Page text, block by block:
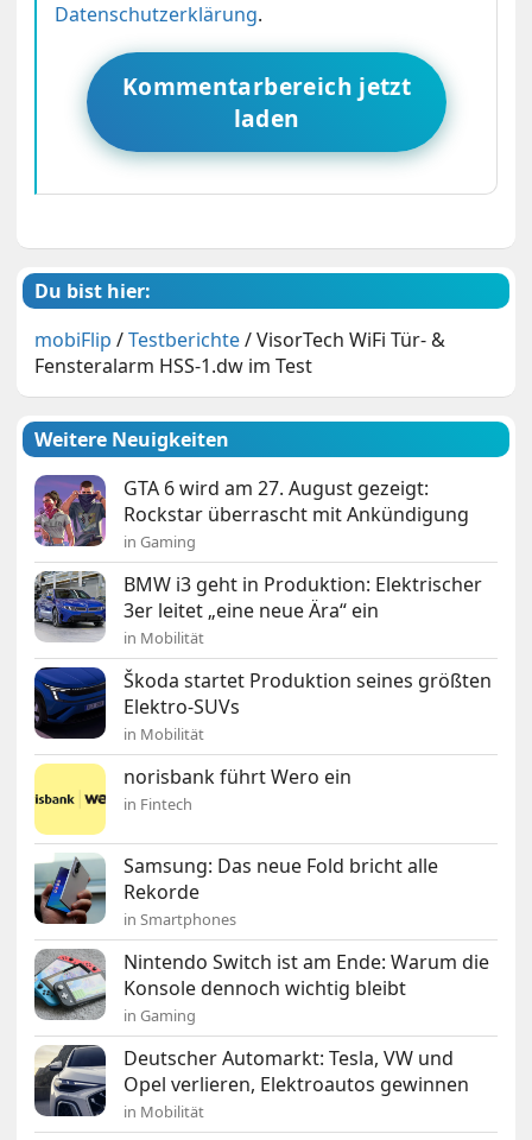
Datenschutzerklärung.
Kommentarbereich jetzt
laden
Du bist hier:
mobiFlip /Testberichte/VisorTech WiFi Tür- &
Fensteralarm HSS-1.dw im Test
Weitere Neuigkeiten
GTA 6 wird am 27. August gezeigt:
Rockstar überrascht mit Ankündigung
in Gaming
BMW i3 geht in Produktion: Elektrischer
3er leitet „eine neue Ära“ ein
in Mobilität
Škoda startet Produktion seines größten
Elektro-SUVs
in Mobilität
norisbank führt Wero ein
in Fintech
Samsung: Das neue Fold bricht alle
Rekorde
in Smartphones
Nintendo Switch ist am Ende: Warum die
Konsole dennoch wichtig bleibt
in Gaming
Deutscher Automarkt: Tesla, VW und
Opel verlieren, Elektroautos gewinnen
in Mobilität